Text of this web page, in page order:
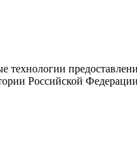
технологии
Российской